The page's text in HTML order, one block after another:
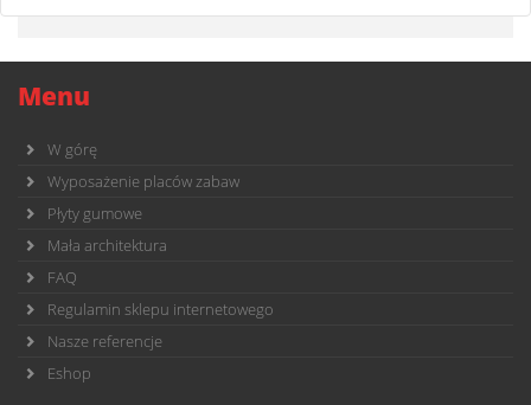
Menu
W górę
Wyposażenie placów zabaw
Płyty gumowe
Mała architektura
FAQ
Regulamin sklepu internetowego
Nasze referencje
Eshop